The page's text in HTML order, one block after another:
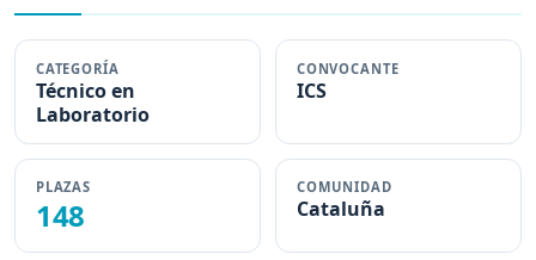
CATEGORÍA
Técnico en
Laboratorio
CONVOCANTE
ICS
PLAZAS
148
COMUNIDAD
Cataluña